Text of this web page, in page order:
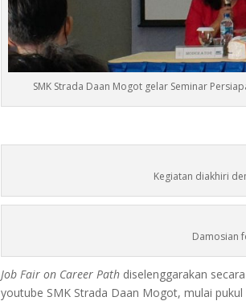
SMK Strada Daan Mogot gelar Seminar
Kegiatan diakhiri
Damosian
Job Fair on Career Path diselenggarakan
youtube SMK Strada Daan Mogot, mulai